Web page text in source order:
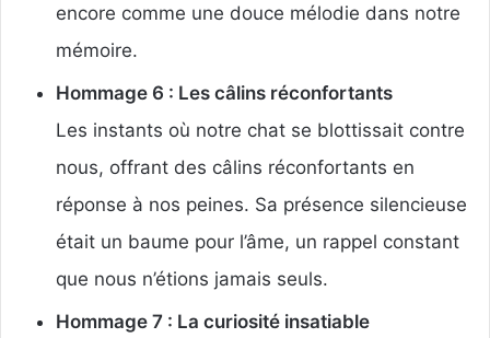
encore comme une douce mélodie dans notre
mémoire.
Hommage 6 : Les câlins réconfortants
Les instants où notre chat se blottissait contre
nous, offrant des câlins réconfortants en
réponse à nos peines. Sa présence silencieuse
était un baume pour l’âme, un rappel constant
que nous n’étions jamais seuls.
Hommage 7 : La curiosité insatiable